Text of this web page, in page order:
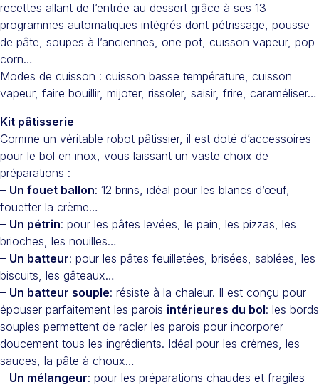
recettes allant de l’entrée au dessert grâce à ses 13
programmes automatiques intégrés dont pétrissage, pousse
de pâte, soupes à l’anciennes, one pot, cuisson vapeur, pop
corn…
Modes de cuisson : cuisson basse température, cuisson
vapeur, faire bouillir, mijoter, rissoler, saisir, frire, caraméliser…
Kit pâtisserie
Comme un véritable robot pâtissier, il est doté d’accessoires
pour le bol en inox, vous laissant un vaste choix de
préparations :
– Un fouet ballon: 12 brins, idéal pour les blancs d’œuf,
fouetter la crème…
– Un pétrin: pour les pâtes levées, le pain, les pizzas, les
brioches, les nouilles…
– Un batteur: pour les pâtes feuilletées, brisées, sablées, les
biscuits, les gâteaux…
– Un batteur souple: résiste à la chaleur. Il est conçu pour
épouser parfaitement les parois intérieures du bol: les bords
souples permettent de racler les parois pour incorporer
doucement tous les ingrédients. Idéal pour les crèmes, les
sauces, la pâte à choux…
– Un mélangeur: pour les préparations chaudes et fragiles